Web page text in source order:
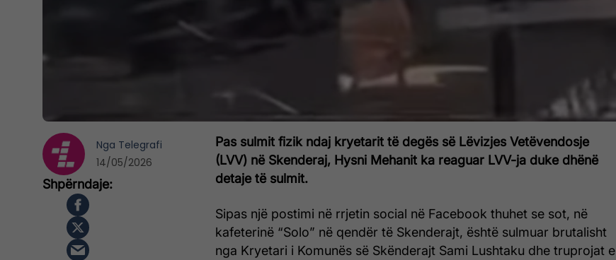
Pas sulmit fizik ndaj kryetarit të degës së Lëvizjes Vetëvendosje
(LVV) në Skenderaj, Hysni Mehanit ka reaguar LVV-ja duke dhënë
detaje të sulmit.
Sipas një postimi në rrjetin social në Facebook thuhet se sot, në
kafeterinë “Solo” në qendër të Skenderajt, është sulmuar brutalisht
nga Kryetari i Komunës së Skënderajt Sami Lushtaku dhe truprojat e
Nga Telegrafi
14/05/2026